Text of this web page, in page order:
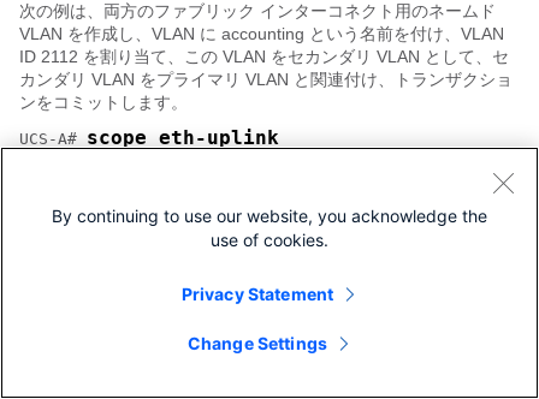
次の例は、両方のファブリック インターコネクト用のネームド
VLAN を作成し、VLAN に accounting という名前を付け、VLAN
ID 2112 を割り当て、この VLAN をセカンダリ VLAN として、セ
カンダリ VLAN をプライマリ VLAN と関連付け、トランザクショ
ンをコミットします。
UCS-A# scope eth-uplink
create vlan accounting 2112
set sharing isolated
set pubnwname
UCS-A /eth-uplink/vlan* # commit-buffer
プライベート VLAN 用セカンダリ
インターコネクトがアクセス可能）
By continuing to use our website, you acknowledge the
use of cookies.
Privacy Statement
Change Settings